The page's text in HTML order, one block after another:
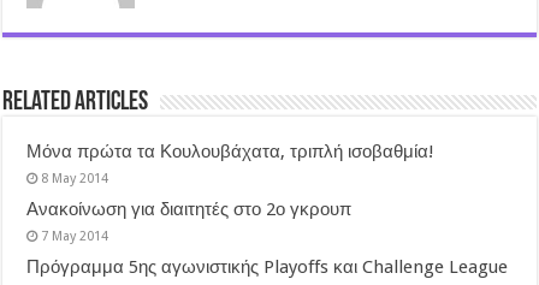
Related Articles
Μόνα πρώτα τα Κουλουβάχατα, τριπλή ισοβαθμία!
8 May 2014
Ανακοίνωση για διαιτητές στο 2ο γκρουπ
7 May 2014
Πρόγραμμα 5ης αγωνιστικής Playoffs και Challenge League